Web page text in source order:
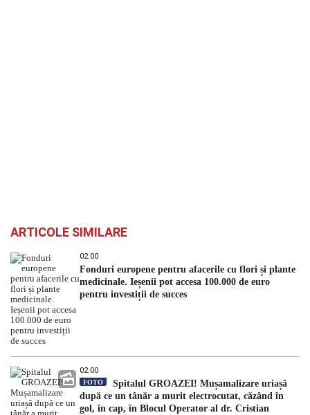
ARTICOLE SIMILARE
02:00
Fonduri europene pentru afacerile cu flori și plante
medicinale. Ieșenii pot accesa 100.000 de euro
pentru investiții de succes
02:00
FOTO
Spitalul GROAZEI! Mușamalizare uriașă
după ce un tânăr a murit electrocutat, căzând în
gol, în cap, în Blocul Operator al dr. Cristian